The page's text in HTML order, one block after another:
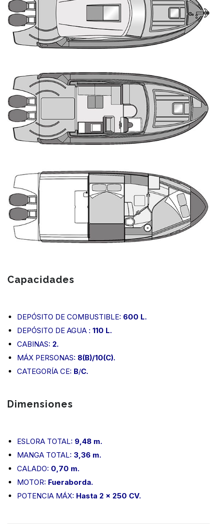
Capacidades
DEPÓSITO DE COMBUSTIBLE: 600 L.
DEPÓSITO DE AGUA : 110 L.
CABINAS: 2.
MÁX PERSONAS: 8(B)/10(C).
CATEGORÍA CE: B/C.
Dimensiones
ESLORA TOTAL: 9,48 m.
MANGA TOTAL: 3,36 m.
CALADO: 0,70 m.
MOTOR: Fueraborda.
POTENCIA MÁX: Hasta 2 x 250 CV.